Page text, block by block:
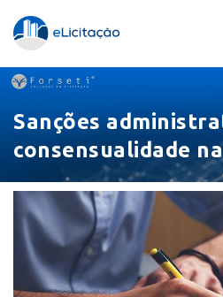
Sanções
consensualidade